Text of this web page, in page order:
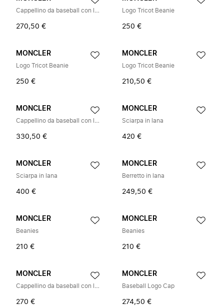
Cappellino da baseball con logo
270,50 €
Logo Tricot Beanie
250 €
MONCLER
Logo Tricot Beanie
250 €
MONCLER
Logo Tricot Beanie
210,50 €
MONCLER
Cappellino da baseball con logo
330,50 €
MONCLER
Sciarpa in lana
420 €
MONCLER
Sciarpa in lana
400 €
MONCLER
Berretto in lana
249,50 €
MONCLER
Beanies
210 €
MONCLER
Beanies
210 €
MONCLER
Cappellino da baseball con logo
270 €
MONCLER
Baseball Logo Cap
274,50 €